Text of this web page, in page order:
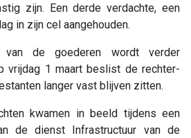
zijn. Een derde verdachte, een
in zijn cel aangehouden.
van de goederen wordt verder
vrijdag 1 maart beslist de rechter-
langer vast blijven zitten.
kwamen in beeld tijdens een
de dienst Infrastructuur van de